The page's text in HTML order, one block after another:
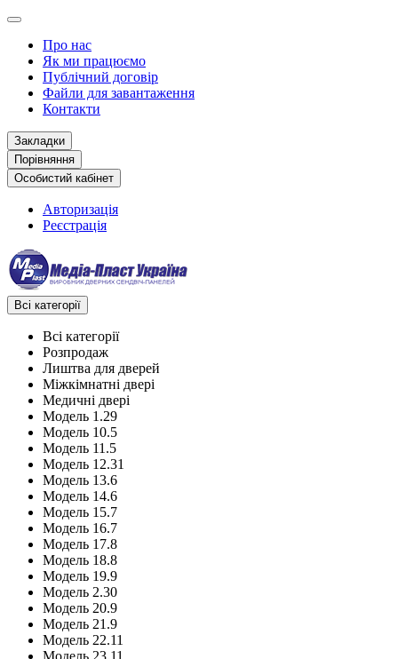
Про нас
Як ми працюємо
Публічний договір
Файли для завантаження
Контакти
Закладки
Порівняння
Особистий кабінет
Авторизація
Реєстрація
Всі категорії
Всі категорії
Розпродаж
Лиштва для дверей
Міжкімнатні двері
Медичні двері
Модель 1.29
Модель 10.5
Модель 11.5
Модель 12.31
Модель 13.6
Модель 14.6
Модель 15.7
Модель 16.7
Модель 17.8
Модель 18.8
Модель 19.9
Модель 2.30
Модель 20.9
Модель 21.9
Модель 22.11
Модель 23.11